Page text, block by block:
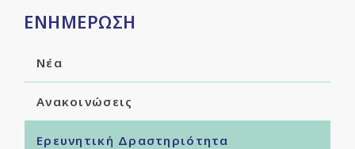
ΕΝΗΜΕΡΩΣΗ
Νέα
Ανακοινώσεις
Ερευνητική Δραστηριότητα